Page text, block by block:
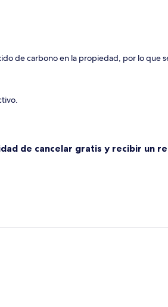
de carbono en la propiedad, por lo que
de cancelar gratis y recibir un